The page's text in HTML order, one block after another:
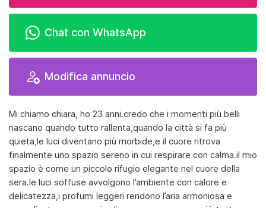
Chat con WhatsApp
Modifica annuncio
Mi chiamo chiara, ho 23 anni.credo che i momenti più belli
nascano quando tutto rallenta,quando la città si fa più
quieta,le luci diventano più morbide,e il cuore ritrova
finalmente uno spazio sereno in cui respirare con calma.il mio
spazio è come un piccolo rifugio elegante nel cuore della
sera.le luci soffuse avvolgono l’ambiente con calore e
delicatezza,i profumi leggeri rendono l’aria armoniosa e